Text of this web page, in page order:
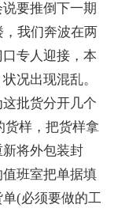
要推倒下一期
我们奔波在两
专人迎接，本
况出现混乱。
批货分开几个
货样，把货样拿
将外包装封
班室把单据填
(必须要做的工